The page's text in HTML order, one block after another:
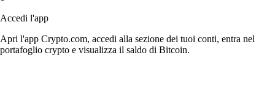
Accedi l'app
Apri l'app Crypto.com, accedi alla sezione dei tuoi conti, entra nel
portafoglio crypto e visualizza il saldo di Bitcoin.